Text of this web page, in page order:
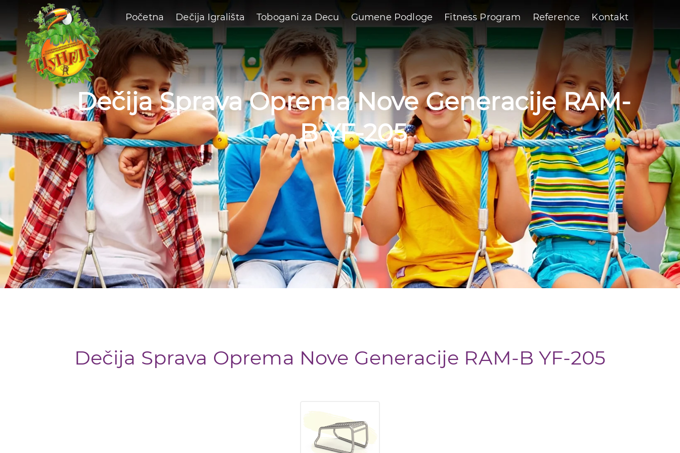
Početna Dečija Igrališta Tobogani za Decu Gumene Podloge Fitness Program Reference Kontakt
Dečija Sprava Oprema Nove Generacije RAM-
B YF-205
Dečija Sprava Oprema Nove Generacije RAM-B YF-205